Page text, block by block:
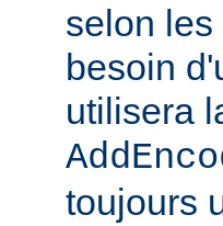
selon
besoin
utilisera
toujours